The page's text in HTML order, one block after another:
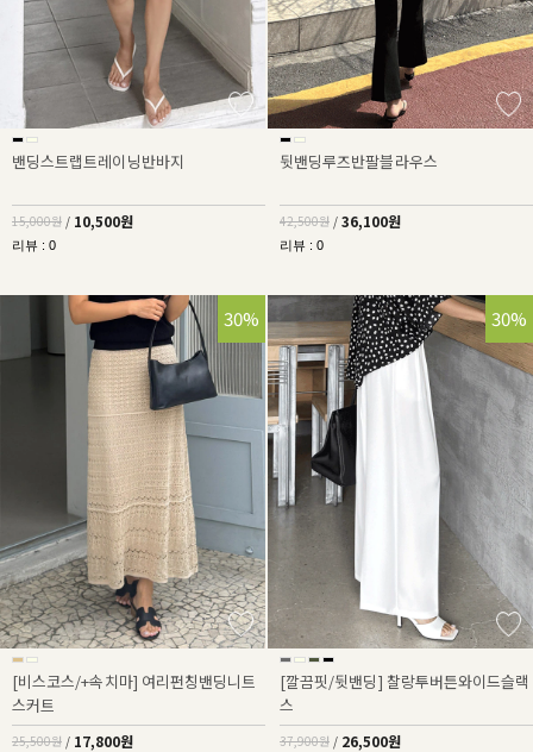
밴딩스트랩트레이닝반바지
15,000원 / 10,500원
리뷰 : 0
뒷밴딩루즈반팔블라우스
42,500원 / 36,100원
리뷰 : 0
30%
[비스코스/+속치마] 여리펀칭밴딩니트
스커트
25,500원 / 17,800원
30%
[깔끔핏/뒷밴딩] 찰랑투버튼와이드슬랙
스
37,900원 / 26,500원